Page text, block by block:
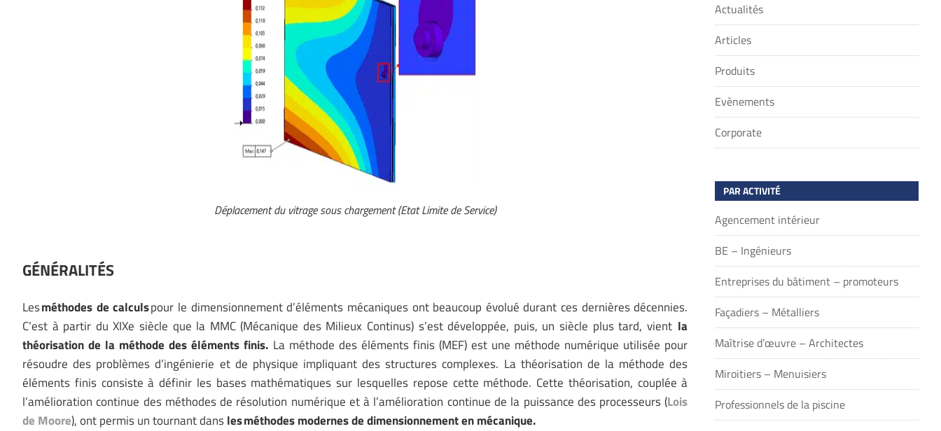
Déplacement du vitrage sous chargement (Etat Limite de Service)
GÉNÉRALITÉS
Lesméthodes de calculspour le dimensionnement d’éléments mécaniques ont beaucoup évolué durant ces dernières décennies.
C’est à partir du XIXe siècle que la MMC (Mécanique des Milieux Continus) s’est développée, puis, un siècle plus tard, vient la
théorisation de la méthode des éléments finis. La méthode des éléments finis (MEF) est une méthode numérique utilisée pour
résoudre des problèmes d’ingénierie et de physique impliquant des structures complexes. La théorisation de la méthode des
éléments finis consiste à définir les bases mathématiques sur lesquelles repose cette méthode. Cette théorisation, couplée à
l’amélioration continue des méthodes de résolution numérique et à l’amélioration continue de la puissance des processeurs (Lois
de Moore), ont permis un tournant dansles méthodes modernes de dimensionnement en mécanique.
Actualités
Articles
Produits
Evènements
Corporate
PAR ACTIVITÉ
Agencement intérieur
BE – Ingénieurs
Entreprises du bâtiment – promoteurs
Façadiers – Métalliers
Maîtrise d’œuvre – Architectes
Miroitiers – Menuisiers
Professionnels de la piscine